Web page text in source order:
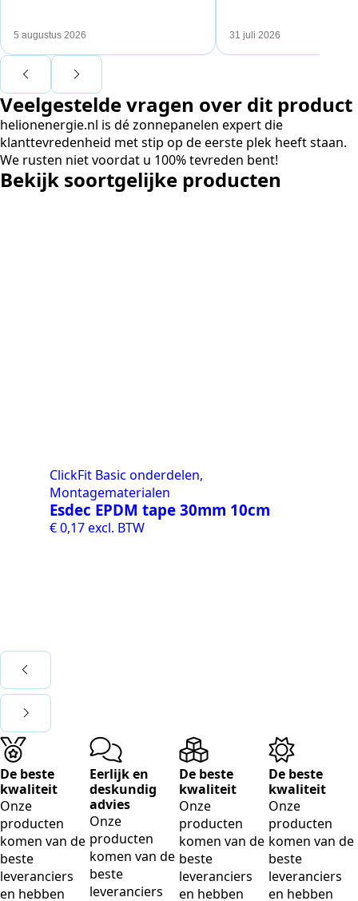
5 augustus 2026
Ook de nazorg is
capaciteitsprobleem.
aansluiting via de
betekende een fors
en hoger vastrecht. Via
bereikten we hetzelfde
kwart van die kosten,
31 juli 2026
Veelgestelde vragen over dit product
helionenergie.nl is dé zonnepanelen expert die
klanttevredenheid met stip op de eerste plek heeft staan.
We rusten niet voordat u 100% tevreden bent!
Bekijk soortgelijke producten
ClickFit Basic onderdelen,
Montagematerialen
Esdec EPDM tape 30mm 10cm
€0,17excl. BTW
De beste
kwaliteit
Onze
producten
komen van de
beste
leveranciers
en hebben
Eerlijk en
deskundig
advies
Onze
producten
komen van de
beste
leveranciers
De beste
kwaliteit
Onze
producten
komen van de
beste
leveranciers
en hebben
De beste
kwaliteit
Onze
producten
komen van de
beste
leveranciers
en hebben